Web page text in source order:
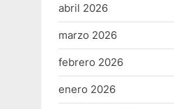
abril 2026
marzo 2026
febrero 2026
enero 2026